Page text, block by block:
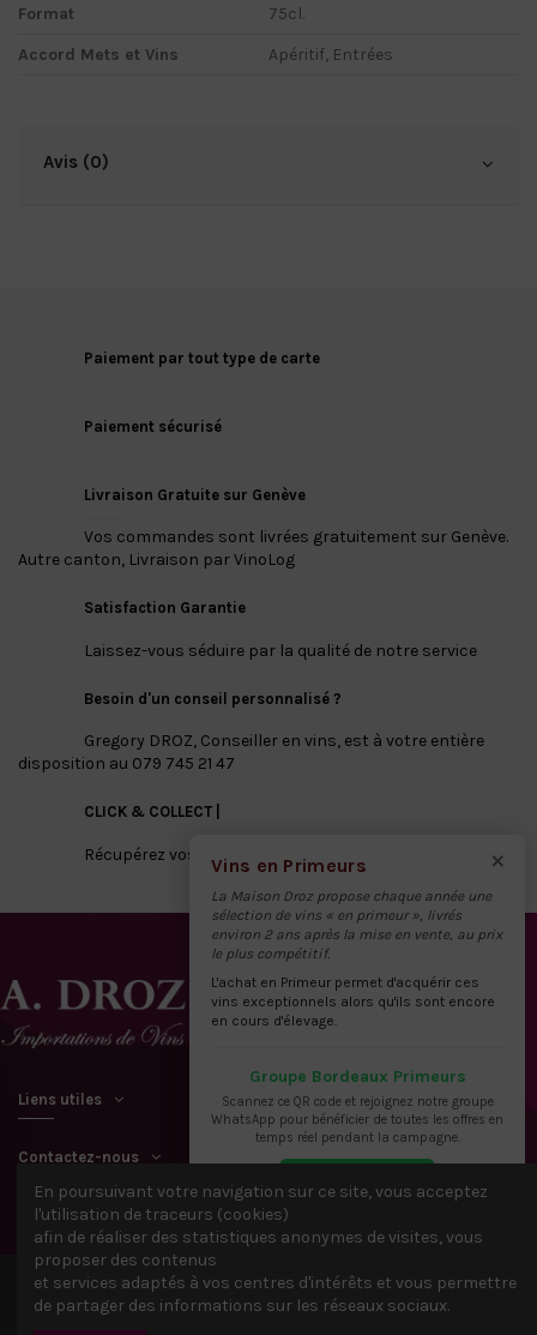
Format
75cl.
Accord Mets et Vins
Apéritif, Entrées
Avis (0)
Paiement par tout type de carte
Paiement sécurisé
Livraison Gratuite sur Genève
Vos commandes sont livrées gratuitement sur Genève.
Autre canton, Livraison par VinoLog
Satisfaction Garantie
Laissez-vous séduire par la qualité de notre service
Besoin d'un conseil personnalisé ?
Gregory DROZ, Conseiller en vins, est à votre entière
disposition au 079 745 21 47
CLICK & COLLECT |
Récupérez vos vins directement à notre dépôt
Liens utiles
Contactez-nous
© 2021 Tous droits réservés A. DROZ & FILS - IDACTIV &
×
Vins en Primeurs
La Maison Droz propose chaque année une
sélection de vins « en primeur », livrés
environ 2 ans après la mise en vente, au prix
le plus compétitif.
L'achat en Primeur permet d'acquérir ces
vins exceptionnels alors qu'ils sont encore
en cours d'élevage.
Groupe Bordeaux Primeurs
Scannez ce QR code et rejoignez notre groupe
WhatsApp pour bénéficier de toutes les offres en
temps réel pendant la campagne.
En poursuivant votre navigation sur ce site, vous acceptez
l'utilisation de traceurs (cookies)
afin de réaliser des statistiques anonymes de visites, vous
proposer des contenus
et services adaptés à vos centres d'intérêts et vous permettre
de partager des informations sur les réseaux sociaux.